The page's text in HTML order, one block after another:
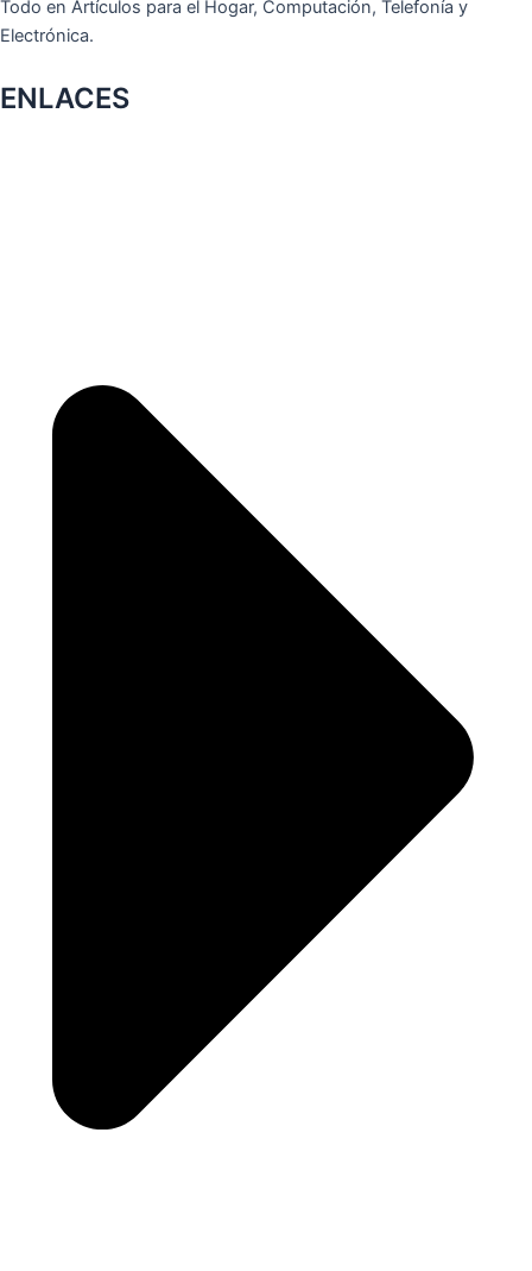
Todo en Artículos para el Hogar, Computación, Telefonía y
Electrónica.
ENLACES